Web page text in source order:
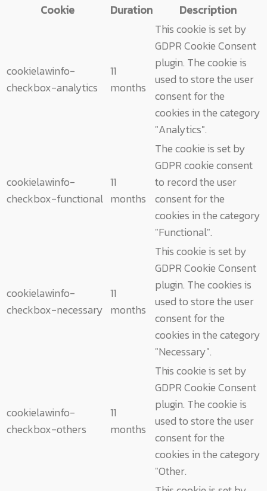
Cookie
Duration Description
cookielawinfo-
checkbox-analytics
11
months
This cookie is set by
GDPR Cookie Consent
plugin. The cookie is
used to store the user
consent for the
cookies in the category
"Analytics".
cookielawinfo-
checkbox-functional
11
months
The cookie is set by
GDPR cookie consent
to record the user
consent for the
cookies in the category
"Functional".
cookielawinfo-
checkbox-necessary
11
months
This cookie is set by
GDPR Cookie Consent
plugin. The cookies is
used to store the user
consent for the
cookies in the category
"Necessary".
cookielawinfo-
checkbox-others
11
months
This cookie is set by
GDPR Cookie Consent
plugin. The cookie is
used to store the user
consent for the
cookies in the category
"Other.